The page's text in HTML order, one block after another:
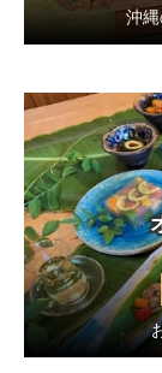
沖